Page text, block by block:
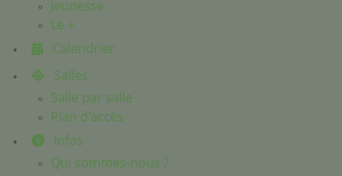
Jeunesse
Le +
Calendrier
Salles
Salle par salle
Plan d'accès
Infos
Qui sommes-nous ?